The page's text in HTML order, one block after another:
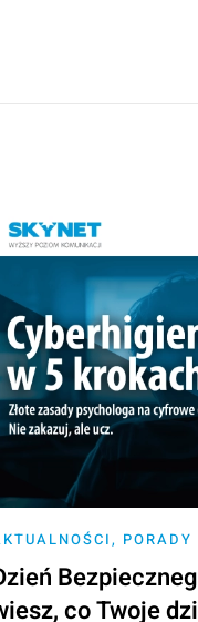
, PORADY
co Twoje